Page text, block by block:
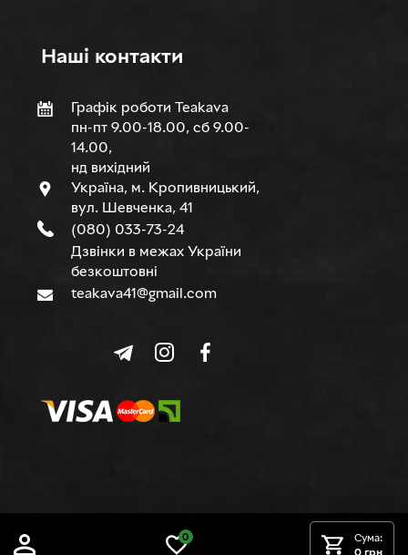
0
Сума:
0 грн
Нашi контакти
Графік роботи Teakava
пн-пт 9.00-18.00, сб 9.00-
14.00,
нд вихідний
Україна, м. Кропивницький,
вул. Шевченка, 41
(080) 033-73-24
Дзвінки в межах України
безкоштовні
teakava41@gmail.com
© TEAKAVA, 2015-2026 р.